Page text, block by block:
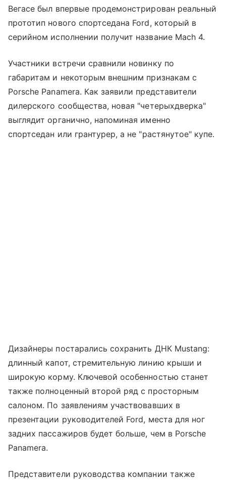
Вегасе был впервые продемонстрирован реальный
прототип нового спортседана Ford, который в
серийном исполнении получит название Mach 4.
Участники встречи сравнили новинку по
габаритам и некоторым внешним признакам с
Porsche Panamera. Как заявили представители
дилерского сообщества, новая "четерыхдверка"
выглядит органично, напоминая именно
спортседан или грантурер, а не "растянутое" купе.
Дизайнеры постарались сохранить ДНК Mustang:
длинный капот, стремительную линию крыши и
широкую корму. Ключевой особенностью станет
также полноценный второй ряд с просторным
салоном. По заявлениям участвовавших в
презентации руководителей Ford, места для ног
задних пассажиров будет больше, чем в Porsche
Panamera.
Представители руководства компании также